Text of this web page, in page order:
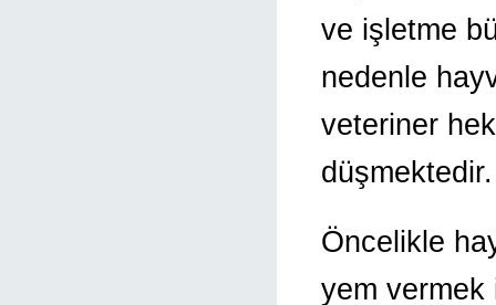
ve işletme
nedenle
veteriner
düşmektedir.
Öncelikle
yem vermek